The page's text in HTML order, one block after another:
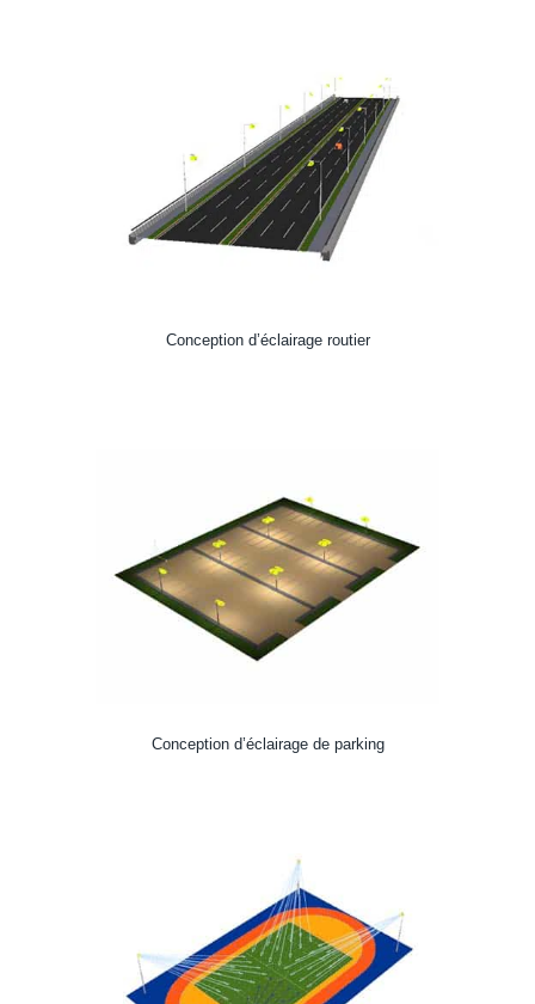
Conception d’éclairage routier
Conception d’éclairage de parking